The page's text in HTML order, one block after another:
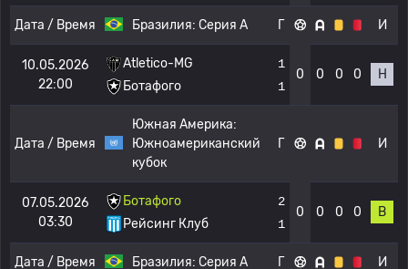
Дата / Время Бразилия: Серия А Г И
10.05.2026
22:00
Atletico-MG
Ботафого
1
1
0 0 0 0 Н
Дата / Время
Южная Америка:
Южноамериканский
кубок
Г И
07.05.2026
03:30
Ботафого
Рейсинг Клуб
2
1
0 0 0 0 В
Дата / Время Бразилия: Серия А Г И